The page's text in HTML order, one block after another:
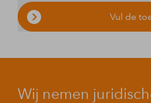
Vul de
Wij nemen